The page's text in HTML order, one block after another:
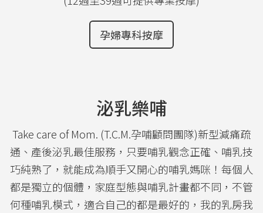
孕婦專科按摩
泌乳樂哺
Take care of Mom. (T.C.M.孕哺顧問團隊)新型減痛疏
通、產後泌乳最佳服務，只要哺乳觀念正確、哺乳技
巧純熟了，就能成為順手又開心的哺乳媽咪！每個人
都是獨立的個體，家庭型態與哺乳計畫都不同，不管
何種哺乳模式，適合自己的都是最好的，我的乳房我